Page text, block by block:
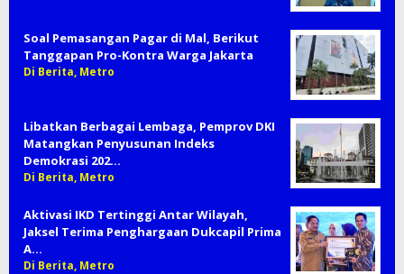
Soal Pemasangan Pagar di Mal, Berikut
Tanggapan Pro-Kontra Warga Jakarta
Di Berita, Metro
Libatkan Berbagai Lembaga, Pemprov DKI
Matangkan Penyusunan Indeks
Demokrasi 202…
Di Berita, Metro
Aktivasi IKD Tertinggi Antar Wilayah,
Jaksel Terima Penghargaan Dukcapil Prima
A…
Di Berita, Metro